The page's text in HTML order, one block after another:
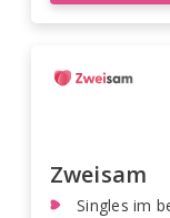
Zweisam
Singles im